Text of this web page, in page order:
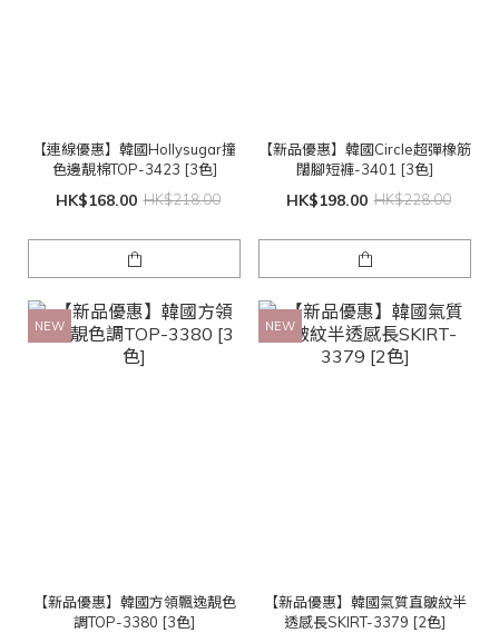
【連線優惠】韓國Hollysugar撞
色邊靚棉TOP-3423 [3色]
HK$168.00 HK$218.00
【新品優惠】韓國Circle超彈橡筋
闊腳短褲-3401 [3色]
HK$198.00 HK$228.00
NEW
【新品優惠】韓國方領飄逸靚色
調TOP-3380 [3色]
NEW
【新品優惠】韓國氣質直皺紋半
透感長SKIRT-3379 [2色]